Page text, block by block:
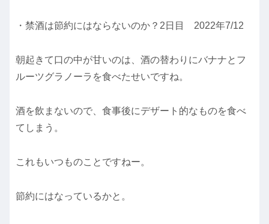
・禁酒は節約にはならないのか？2日目 2022年7/12
朝起きて口の中が甘いのは、酒の替わりにバナナとフ
ルーツグラノーラを食べたせいですね。
酒を飲まないので、食事後にデザート的なものを食べ
てしまう。
これもいつものことですねー。
節約にはなっているかと。